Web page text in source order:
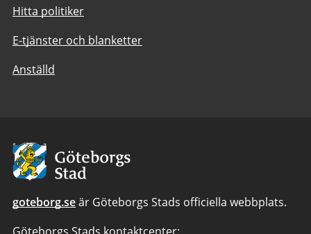
Hitta politiker
E-tjänster och blanketter
Anställd
Avsändare:
Göteborgs
Stad
goteborg.seär Göteborgs Stads officiella webbplats.